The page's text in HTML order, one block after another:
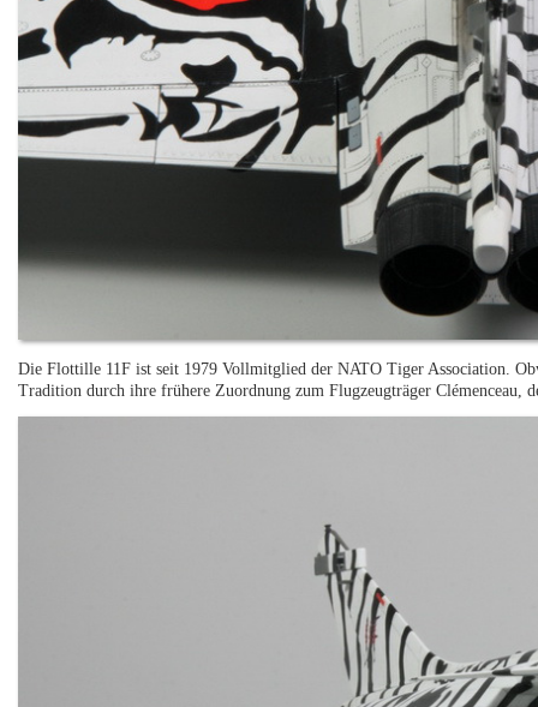
Die Flottille 11F ist seit 1979 Vollmitglied der NATO Tiger Association.
Tradition durch ihre frühere Zuordnung zum Flugzeugträger Clémenceau,